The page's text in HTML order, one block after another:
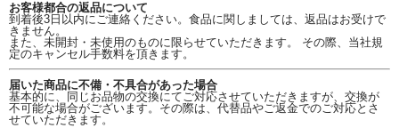
お客様都合の返品について
到着後3日以内にご連絡ください。食品に関しましては、返品はお受けで
きません。
また、未開封・未使用のものに限らせていただきます。 その際、当社規
定のキャンセル手数料を頂きます。
届いた商品に不備・不具合があった場合
基本的に、同じお品物の交換にてご対応させていただきますが、交換が
不可能な場合がございます。その際は、代替品やご返金でのご対応とさ
せていただきます。